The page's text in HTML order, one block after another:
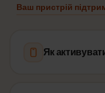
Ваш пристрій
Як